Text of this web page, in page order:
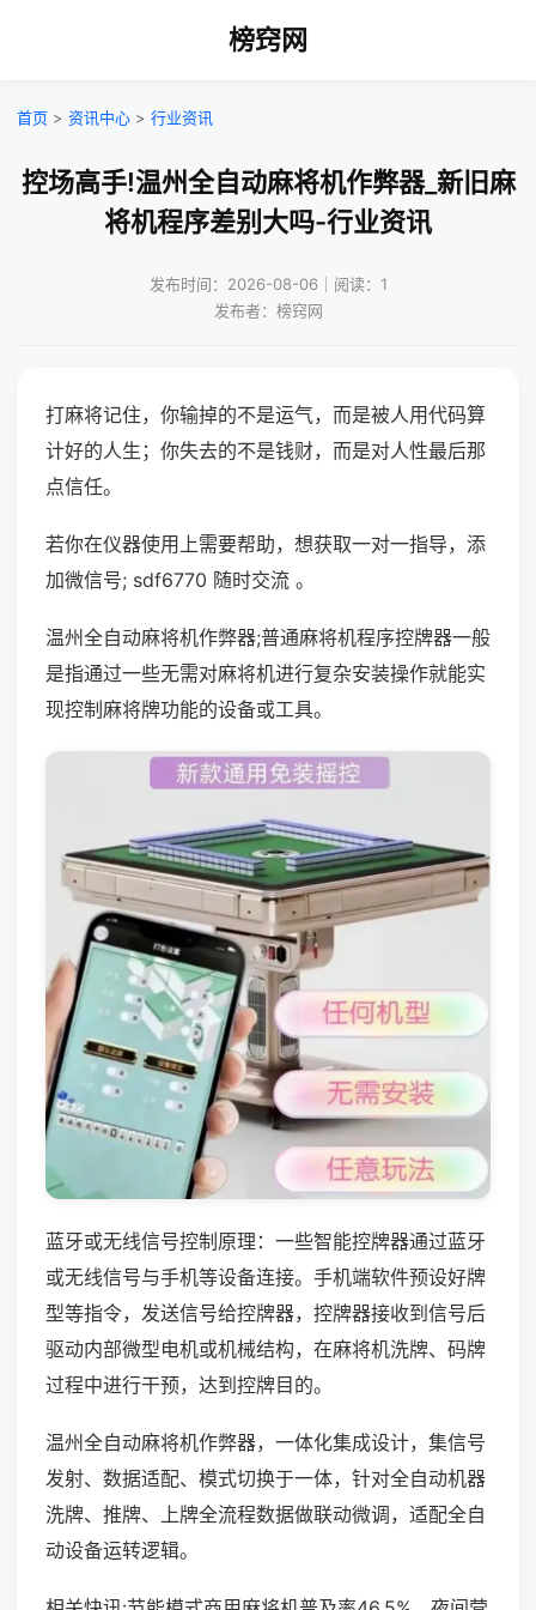
榜窍网
首页 > 资讯中心 > 行业资讯
控场高手!温州全自动麻将机作弊器_新旧麻
将机程序差别大吗-行业资讯
发布时间：2026-08-06｜阅读：1
发布者：榜窍网
打麻将记住，你输掉的不是运气，而是被人用代码算
计好的人生；你失去的不是钱财，而是对人性最后那
点信任。
若你在仪器使用上需要帮助，想获取一对一指导，添
加微信号; sdf6770 随时交流 。
温州全自动麻将机作弊器;普通麻将机程序控牌器一般
是指通过一些无需对麻将机进行复杂安装操作就能实
现控制麻将牌功能的设备或工具。
蓝牙或无线信号控制原理：一些智能控牌器通过蓝牙
或无线信号与手机等设备连接。手机端软件预设好牌
型等指令，发送信号给控牌器，控牌器接收到信号后
驱动内部微型电机或机械结构，在麻将机洗牌、码牌
过程中进行干预，达到控牌目的。
温州全自动麻将机作弊器，一体化集成设计，集信号
发射、数据适配、模式切换于一体，针对全自动机器
洗牌、推牌、上牌全流程数据做联动微调，适配全自
动设备运转逻辑。